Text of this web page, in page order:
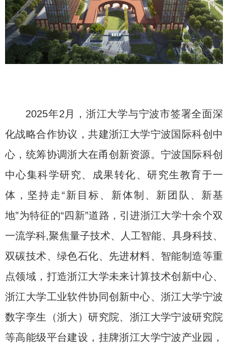
2025年2月，浙江大学与宁波市签署全面深
化战略合作协议，共建浙江大学宁波国际科创中
心，统筹协调浙大在甬创新资源。宁波国际科创
中心集科学研究、成果转化、研究生教育于一
体，坚持走“新目标、新体制、新团队、新基
地”为特征的“四新”道路，引进浙江大学十余个双
一流学科,聚焦量子技术、人工智能、具身科技、
双碳技术、绿色石化、先进材料、智能制造等重
点领域，打造浙江大学未来计算技术创新中心、
浙江大学工业软件协同创新中心、浙江大学宁波
数字孪生（浙大）研究院、浙江大学宁波研究院
等高能级平台建设，挂牌浙江大学宁波产业园，